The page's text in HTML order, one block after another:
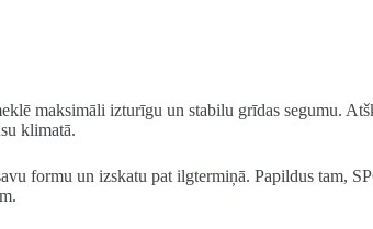
maksimāli izturīgu un stabilu grīdas segumu.
klimatā.
formu un izskatu pat ilgtermiņā. Papildus tam,